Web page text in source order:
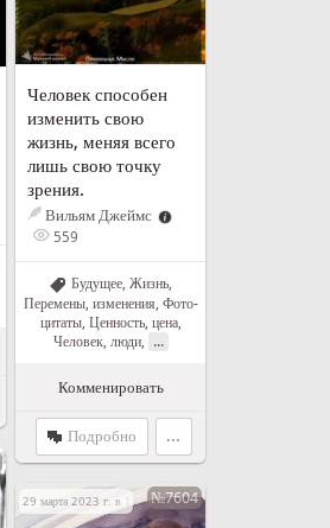
Человек способен
изменить свою
жизнь, меняя всего
лишь свою точку
зрения.
Вильям Джеймс
559
Будущее, Жизнь,
Перемены, изменения, Фото-
цитаты, Ценность, цена,
Человек, люди, ...
Комменировать
Подробно ...
29 марта 2023 г. в 18:04№7604